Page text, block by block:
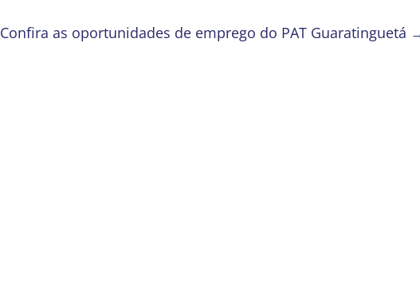
Confira as oportunidades de emprego do PAT Guaratinguetá